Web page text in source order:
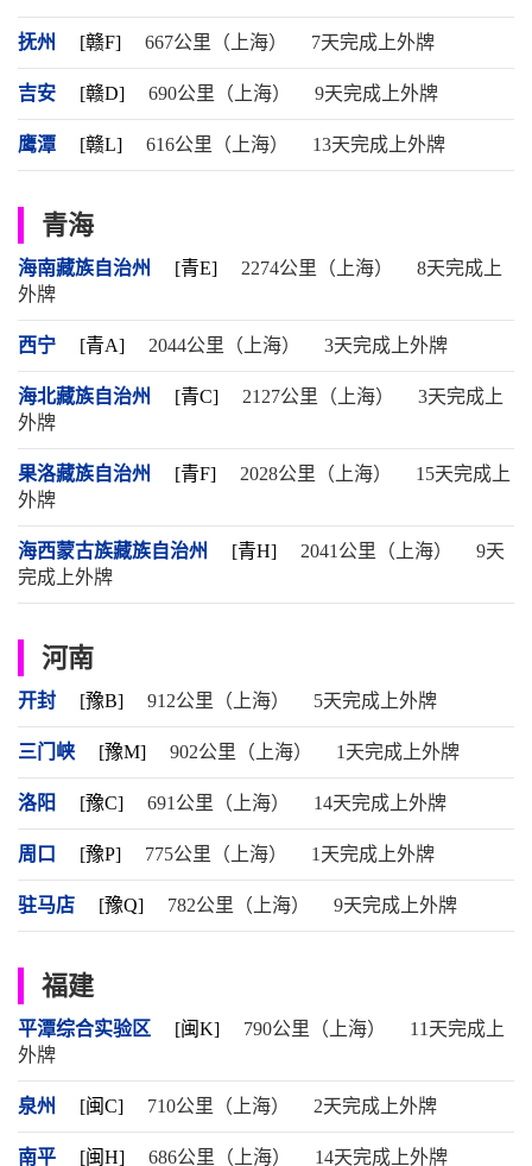
抚州 [赣F] 667公里（上海） 7天完成上外牌
吉安 [赣D] 690公里（上海） 9天完成上外牌
鹰潭 [赣L] 616公里（上海） 13天完成上外牌
青海
海南藏族自治州 [青E] 2274公里（上海）
8天完成上
外牌
西宁 [青A] 2044公里（上海） 3天完成上外牌
海北藏族自治州 [青C] 2127公里（上海）
3天完成上
外牌
果洛藏族自治州 [青F] 2028公里（上海）
15天完成上
外牌
海西蒙古族藏族自治州 [青H] 2041公里（上海）
9天
完成上外牌
河南
开封 [豫B] 912公里（上海） 5天完成上外牌
三门峡 [豫M] 902公里（上海） 1天完成上外牌
洛阳 [豫C] 691公里（上海） 14天完成上外牌
周口 [豫P] 775公里（上海） 1天完成上外牌
驻马店 [豫Q] 782公里（上海） 9天完成上外牌
福建
平潭综合实验区 [闽K] 790公里（上海）
11天完成上
外牌
泉州 [闽C] 710公里（上海） 2天完成上外牌
南平 [闽H] 686公里（上海） 14天完成上外牌